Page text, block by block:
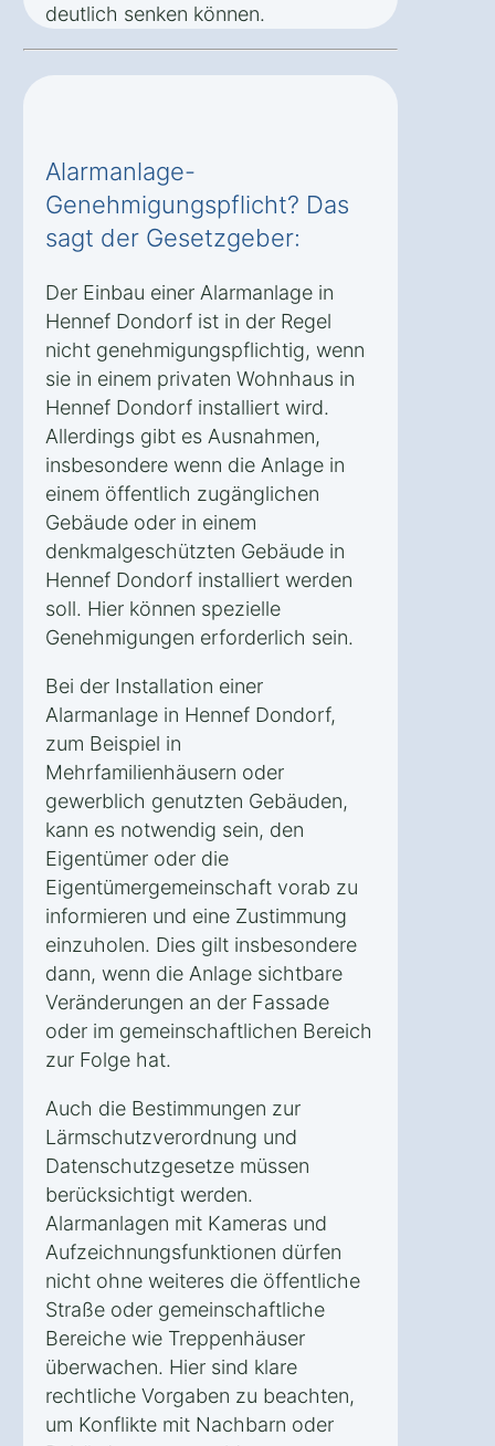
deutlich senken können.
Alarmanlage-
Genehmigungspflicht? Das
sagt der Gesetzgeber:
Der Einbau einer Alarmanlage in
Hennef Dondorf ist in der Regel
nicht genehmigungspflichtig, wenn
sie in einem privaten Wohnhaus in
Hennef Dondorf installiert wird.
Allerdings gibt es Ausnahmen,
insbesondere wenn die Anlage in
einem öffentlich zugänglichen
Gebäude oder in einem
denkmalgeschützten Gebäude in
Hennef Dondorf installiert werden
soll. Hier können spezielle
Genehmigungen erforderlich sein.
Bei der Installation einer
Alarmanlage in Hennef Dondorf,
zum Beispiel in
Mehrfamilienhäusern oder
gewerblich genutzten Gebäuden,
kann es notwendig sein, den
Eigentümer oder die
Eigentümergemeinschaft vorab zu
informieren und eine Zustimmung
einzuholen. Dies gilt insbesondere
dann, wenn die Anlage sichtbare
Veränderungen an der Fassade
oder im gemeinschaftlichen Bereich
zur Folge hat.
Auch die Bestimmungen zur
Lärmschutzverordnung und
Datenschutzgesetze müssen
berücksichtigt werden.
Alarmanlagen mit Kameras und
Aufzeichnungsfunktionen dürfen
nicht ohne weiteres die öffentliche
Straße oder gemeinschaftliche
Bereiche wie Treppenhäuser
überwachen. Hier sind klare
rechtliche Vorgaben zu beachten,
um Konflikte mit Nachbarn oder